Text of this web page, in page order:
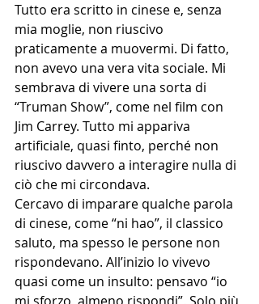
Tutto era scritto in cinese e, senza
mia moglie, non riuscivo
praticamente a muovermi. Di fatto,
non avevo una vera vita sociale. Mi
sembrava di vivere una sorta di
“Truman Show”, come nel film con
Jim Carrey. Tutto mi appariva
artificiale, quasi finto, perché non
riuscivo davvero a interagire nulla di
ciò che mi circondava.
Cercavo di imparare qualche parola
di cinese, come “ni hao”, il classico
saluto, ma spesso le persone non
rispondevano. All’inizio lo vivevo
quasi come un insulto: pensavo “io